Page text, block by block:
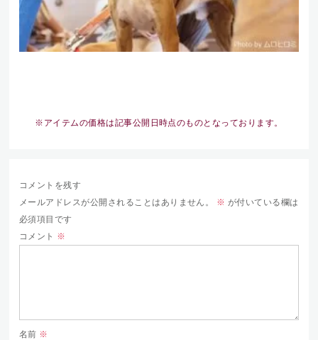
※アイテムの価格は記事公開日時点のものとなっております。
コメントを残す
メールアドレスが公開されることはありません。
※ が付いている欄は
必須項目です
コメント ※
名前 ※